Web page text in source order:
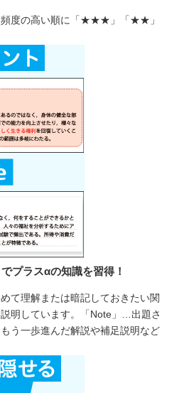
頻度の高い順に「★★★」「★★」
プラスαの知識を習得！
て理解または暗記しておきたい関
明しています。「Note」…出題さ
う一歩進んだ解説や補足説明など